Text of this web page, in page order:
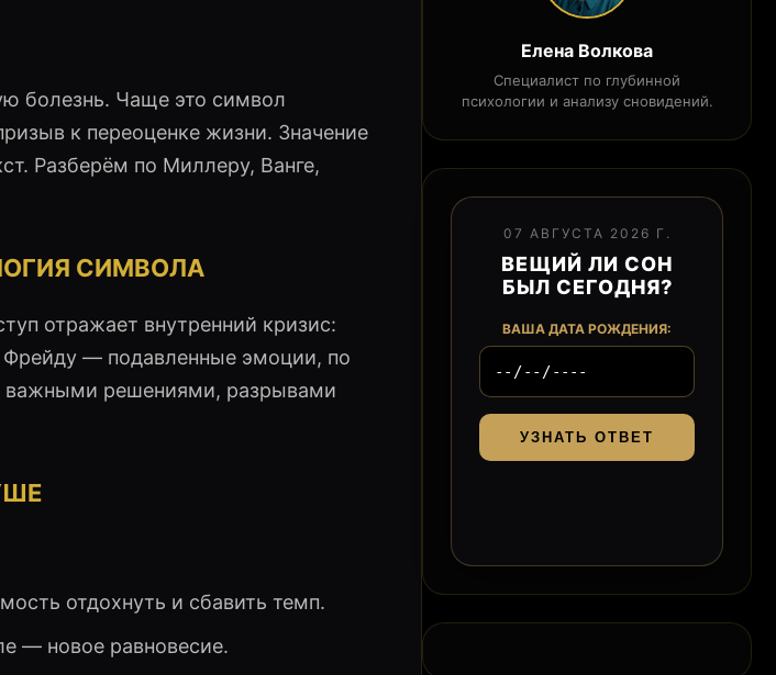
болезнь. Чаще это символ
к переоценке жизни. Значение
Разберём по Миллеру, Ванге,
СИМВОЛА
отражает внутренний кризис:
Фрейду — подавленные эмоции, по
важными решениями, разрывами
отдохнуть и сбавить темп.
— новое равновесие.
Елена Волкова
Специалист по глубинной
психологии и анализу сновидений.
07 АВГУСТА 2026 Г.
ВЕЩИЙ ЛИ СОН
БЫЛ СЕГОДНЯ?
ВАША ДАТА РОЖДЕНИЯ:
УЗНАТЬ ОТВЕТ